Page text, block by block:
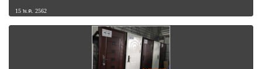
15 พ.ค. 2562